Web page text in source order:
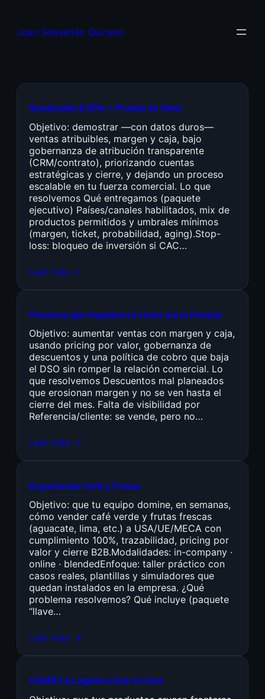
Juan Sebastián Quiceno
Resultados & KPIs + Prueba de Valor
Objetivo: demostrar —con datos duros—
ventas atribuibles, margen y caja, bajo
gobernanza de atribución transparente
(CRM/contrato), priorizando cuentas
estratégicas y cierre, y dejando un proceso
escalable en tu fuerza comercial. Lo que
resolvemos Qué entregamos (paquete
ejecutivo) Países/canales habilitados, mix de
productos permitidos y umbrales mínimos
(margen, ticket, probabilidad, aging).Stop-
loss: bloqueo de inversión si CAC…
Leer más →
Finanzas que impulsan la venta (no la frenan)
Objetivo: aumentar ventas con margen y caja,
usando pricing por valor, gobernanza de
descuentos y una política de cobro que baja
el DSO sin romper la relación comercial. Lo
que resolvemos Descuentos mal planeados
que erosionan margen y no se ven hasta el
cierre del mes. Falta de visibilidad por
Referencia/cliente: se vende, pero no…
Leer más →
Exportación Café y Frutas
Objetivo: que tu equipo domine, en semanas,
cómo vender café verde y frutas frescas
(aguacate, lima, etc.) a USA/UE/MECA con
cumplimiento 100%, trazabilidad, pricing por
valor y cierre B2B.Modalidades: in-company ·
online · blendedEnfoque: taller práctico con
casos reales, plantillas y simuladores que
quedan instalados en la empresa. ¿Qué
problema resolvemos? Qué incluye (paquete
“llave…
Leer más →
COMEX & Logística End-to-End